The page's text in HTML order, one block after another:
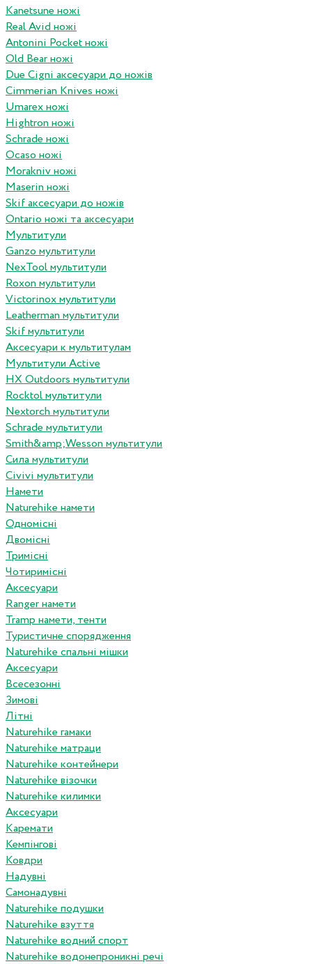
Kanetsune ножі
Real Avid ножі
Antonini Pocket ножі
Old Bear ножі
Due Cigni аксесуари до ножів
Cimmerian Knives ножі
Umarex ножі
Hightron ножі
Schrade ножі
Ocaso ножі
Morakniv ножі
Maserin ножі
Skif аксесуари до ножів
Ontario ножі та аксесуари
Мультитули
Ganzo мультитули
NexTool мультитули
Roxon мультитули
Victorinox мультитули
Leatherman мультитули
Skif мультитули
Аксесуари к мультитулам
Мультитули Active
HX Outdoors мультитули
Rocktol мультитули
Nextorch мультитули
Schrade мультитули
Smith&amp;Wesson мультитули
Сила мультитули
Civivi мультитули
Намети
Naturehike намети
Одномісні
Двомісні
Тримісні
Чотиримісні
Аксесуари
Ranger намети
Tramp намети, тенти
Туристичне спорядження
Naturehike спальні мішки
Аксесуари
Всесезонні
Зимові
Літні
Naturehike гамаки
Naturehike матраци
Naturehike контейнери
Naturehike візочки
Naturehike килимки
Аксесуари
Каремати
Кемпінгові
Ковдри
Надувні
Самонадувні
Naturehike подушки
Naturehike взуття
Naturehike водний спорт
Naturehike водонепроникні речі